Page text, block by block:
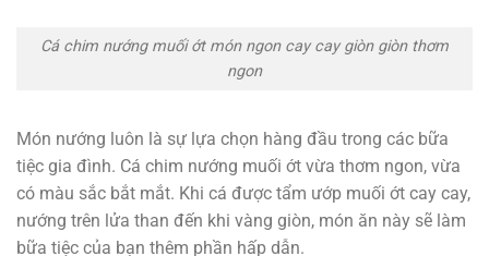
Cá chim nướng muối ớt món ngon cay cay giòn giòn thơm
ngon
Món nướng luôn là sự lựa chọn hàng đầu trong các bữa
tiệc gia đình. Cá chim nướng muối ớt vừa thơm ngon, vừa
có màu sắc bắt mắt. Khi cá được tẩm ướp muối ớt cay cay,
nướng trên lửa than đến khi vàng giòn, món ăn này sẽ làm
bữa tiệc của bạn thêm phần hấp dẫn.